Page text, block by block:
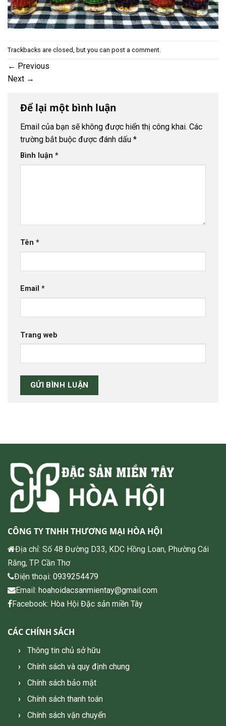
Trackbacks are closed, but you can post a comment
← Previous
Next →
Để lại một bình luận
Email của bạn sẽ không được hiển thị công khai. Các
trường bắt buộc được đánh dấu *
Bình luận *
Tên *
Email *
Trang web
CÔNG TY TNHH THƯƠNG MẠI HÒA HỘI
Địa chỉ: Số 48 Đường D33, KDC Hồng Loan, Phường Cái
Răng, TP. Cần Thơ
Điện thoại: 0939254479
Email: hoahoidacsanmientay@gmail.com
Facebook: Hòa Hội Đặc sản miền Tây
CÁC CHÍNH SÁCH
Thông tin chủ sở hữu
Chính sách và quy định chung
Chính sách bảo mật
Chính sách thanh toán
Chính sách vận chuyển